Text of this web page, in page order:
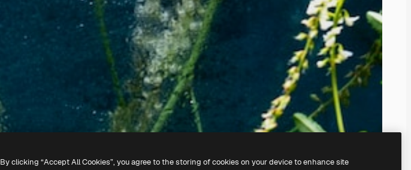
By clicking “Accept All Cookies”, you agree to the storing of cookies on your device to enhance site